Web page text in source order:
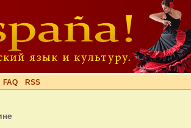
FAQ RSS